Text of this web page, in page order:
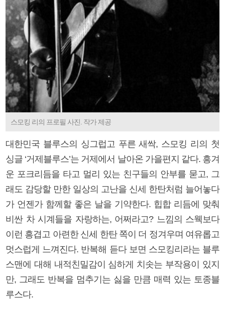
스모킹 리의 프로필 사진. 작가 제공
대한민국 블루스의 싱그럽고 푸른 새싹, 스모킹 리의 첫
싱글 ‘거제블루스’는 거제에서 날아온 가을편지 같다. 흥겨
운 포크리듬을 타고 멀리 있는 친구들의 안부를 묻고, 그
래도 감당할 만한 일상의 고난을 신세 한탄처럼 늘어놓다
가 언젠가 함께할 좋은 날을 기약한다. 힙합 리듬에 맞춰
비싼 차 시계들을 자랑하는, 어쩌라고? 느낌의 스웩보다
이런 흥겹고 아련한 신세 한탄 쪽이 더 정겨우며 여유롭고
멋스럽게 느껴진다. 반복해 듣다 보면 스모킹리라는 블루
스맨에 대해 내적친밀감이 심하게 치솟는 부작용이 있지
만, 그래도 반복을 멈추기는 싫을 만큼 매력 있는 토종블
루스다.